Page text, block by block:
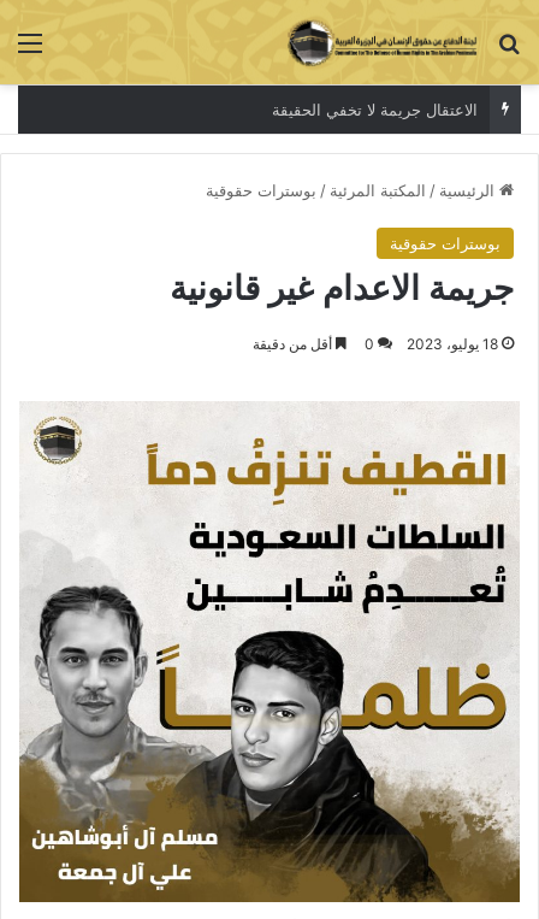
بحث عن
الاعتقال جريمة لا تخفي الحقيقة
الرئيسية / المكتبة المرئية / بوسترات حقوقية
بوسترات حقوقية
جريمة الاعدام غير قانونية
18 يوليو، 2023 0 أقل من دقيقة